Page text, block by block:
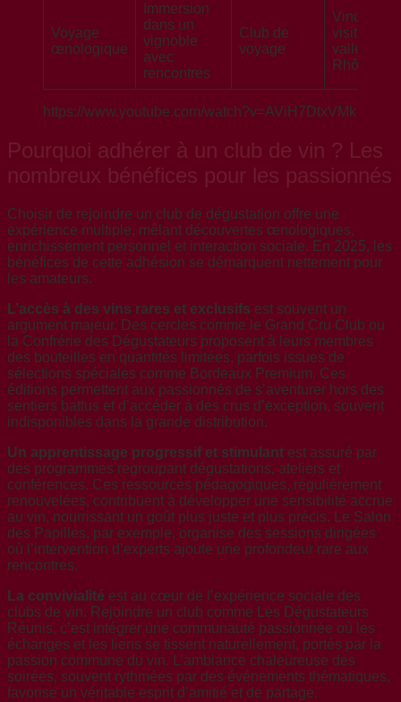
Voyage
œnologique
Immersion
dans un
vignoble
avec
rencontres
Club de
voyage
VinoPass
visite de la
vallée du
Rhône
https://www.youtube.com/watch?v=AViH7DtxVMk
Pourquoi adhérer à un club de vin ? Les
nombreux bénéfices pour les passionnés
Choisir de rejoindre un club de dégustation offre une
expérience multiple, mêlant découvertes œnologiques,
enrichissement personnel et interaction sociale. En 2025, les
bénéfices de cette adhésion se démarquent nettement pour
les amateurs.
L’accès à des vins rares et exclusifs est souvent un
argument majeur. Des cercles comme le Grand Cru Club ou
la Confrérie des Dégustateurs proposent à leurs membres
des bouteilles en quantités limitées, parfois issues de
sélections spéciales comme Bordeaux Premium. Ces
éditions permettent aux passionnés de s’aventurer hors des
sentiers battus et d’accéder à des crus d’exception, souvent
indisponibles dans la grande distribution.
Un apprentissage progressif et stimulant est assuré par
des programmes regroupant dégustations, ateliers et
conférences. Ces ressources pédagogiques, régulièrement
renouvelées, contribuent à développer une sensibilité accrue
au vin, nourrissant un goût plus juste et plus précis. Le Salon
des Papilles, par exemple, organise des sessions dirigées
où l’intervention d’experts ajoute une profondeur rare aux
rencontres.
La convivialité est au cœur de l’expérience sociale des
clubs de vin. Rejoindre un club comme Les Dégustateurs
Réunis, c’est intégrer une communauté passionnée où les
échanges et les liens se tissent naturellement, portés par la
passion commune du vin. L’ambiance chaleureuse des
soirées, souvent rythmées par des événements thématiques,
favorise un véritable esprit d’amitié et de partage.